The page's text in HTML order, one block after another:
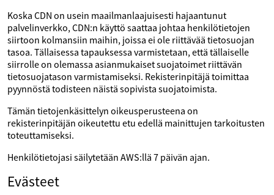
Koska CDN on usein maailmanlaajuisesti hajaantunut
palvelinverkko, CDN:n käyttö saattaa johtaa henkilötietojen
siirtoon kolmansiin maihin, joissa ei ole riittävää tietosuojan
tasoa. Tällaisessa tapauksessa varmistetaan, että tällaiselle
siirrolle on olemassa asianmukaiset suojatoimet riittävän
tietosuojatason varmistamiseksi. Rekisterinpitäjä toimittaa
pyynnöstä todisteen näistä sopivista suojatoimista.
Tämän tietojenkäsittelyn oikeusperusteena on
rekisterinpitäjän oikeutettu etu edellä mainittujen tarkoitusten
toteuttamiseksi.
Henkilötietojasi säilytetään AWS:llä 7 päivän ajan.
Evästeet